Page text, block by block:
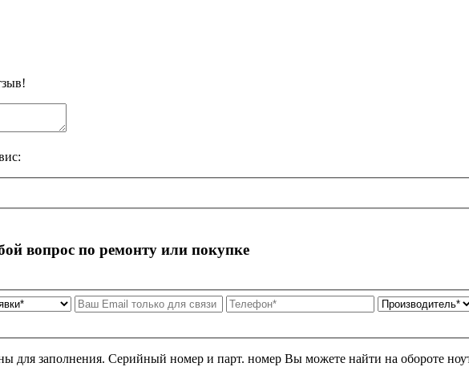
вопрос по ремонту или покупке
для заполнения. Серийный номер и парт. номер Вы можете найти на обороте